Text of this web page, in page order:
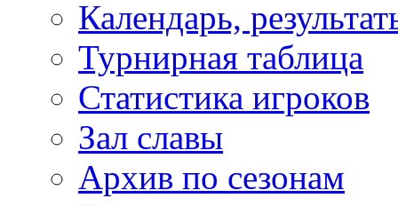
Календарь,
Турнирная таблица
Статистика игроков
Зал славы
Архив по сезонам